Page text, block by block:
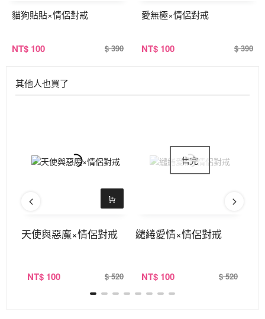
貓狗貼貼×情侶對戒
NT$ 100 $ 390
愛無極×情侶對戒
NT$ 100 $ 390
其他人也買了
天使與惡魔×情侶對戒
NT$ 100 $ 520
繾綣愛情×情侶對戒
NT$ 100 $ 520